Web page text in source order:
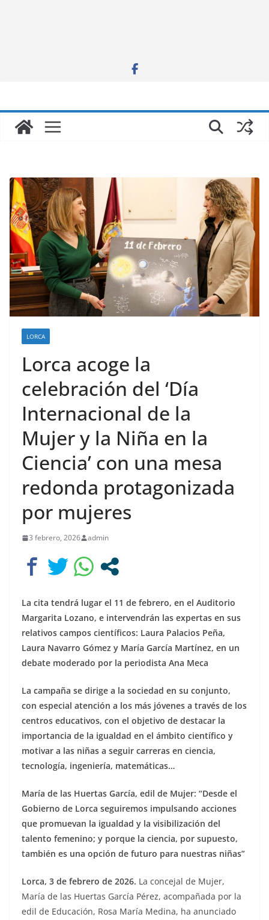
LORCA
Lorca acoge la
celebración del ‘Día
Internacional de la
Mujer y la Niña en la
Ciencia’ con una mesa
redonda protagonizada
por mujeres
3 febrero, 2026 admin
La cita tendrá lugar el 11 de febrero, en el Auditorio
Margarita Lozano, e intervendrán las expertas en sus
relativos campos científicos: Laura Palacios Peña,
Laura Navarro Gómez y María García Martínez, en un
debate moderado por la periodista Ana Meca
La campaña se dirige a la sociedad en su conjunto,
con especial atención a los más jóvenes a través de los
centros educativos, con el objetivo de destacar la
importancia de la igualdad en el ámbito científico y
motivar a las niñas a seguir carreras en ciencia,
tecnología, ingeniería, matemáticas…
María de las Huertas García, edil de Mujer: “Desde el
Gobierno de Lorca seguiremos impulsando acciones
que promuevan la igualdad y la visibilización del
talento femenino; y porque la ciencia, por supuesto,
también es una opción de futuro para nuestras niñas”
Lorca, 3 de febrero de 2026. La concejal de Mujer,
María de las Huertas García Pérez, acompañada por la
edil de Educación, Rosa María Medina, ha anunciado